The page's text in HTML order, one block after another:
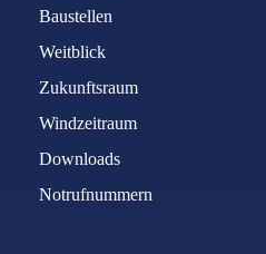
Baustellen
Weitblick
Zukunftsraum
Windzeitraum
Downloads
Notrufnummern